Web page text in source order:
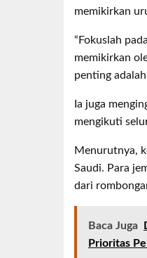
memikirkan
“Fokuslah
memikirkan
penting
Ia juga
mengikuti
Menurutnya,
Saudi. Para
dari
Baca Juga
Prioritas